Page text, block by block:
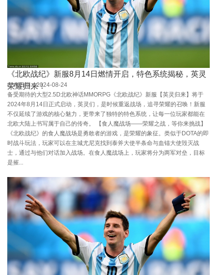
《北欧战纪》新服8月14日燃情开启，特色系统揭秘，英灵
荣耀归来！
发布日期：2024-08-24
备受期待的大型2.5D北欧神话MMORPG《北欧战纪》新服【英灵归来】将于
2024年8月14日正式启动，英灵们，是时候重返战场，追寻荣耀的召唤！新服
不仅延续了游戏的核心魅力，更带来了独特的特色系统，让每一位玩家都能在
北欧大陆上书写属于自己的传奇。 【食人魔战场——荣耀之战，等你来挑战】
《北欧战纪》的食人魔战场是勇敢者的游戏，是荣耀的象征。类似于DOTA的即
时战斗玩法，玩家可以在主城尤尼克找到泰斧大使半条命与血锚大使毁灭战
士，通过与他们对话加入战场。在食人魔战场上，玩家将分为两军对垒，目标
是摧...